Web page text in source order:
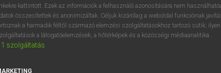
VAN ELŐFIZETÉSED?
megtekintéséhez.
kattintott. Ezek az információk a felhasználó azonosítására nem
összesítettek és anonimizáltak. Céljuk kizárólag a weboldal funkcióinak
a harmadik féltől származó elemzési szolgáltatásokhoz tartozó sütik;
a látogatóelemzések, a hőtérképek és a közösségi médiaanalitika.
1 szolgáltatás
a s d f g h j k l é
í y x c v b n m , .